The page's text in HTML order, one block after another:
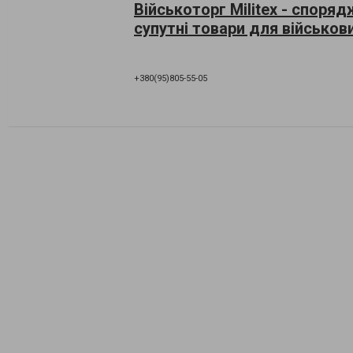
Військоторг Militex -
супутні товари для
+380(95)805-55-05